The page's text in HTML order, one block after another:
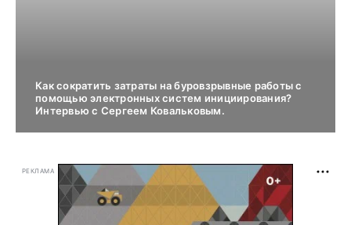
Как сократить затраты на буровзрывные работы с
помощью электронных систем инициирования?
Интервью с Сергеем Ковальковым.
РЕКЛАМА